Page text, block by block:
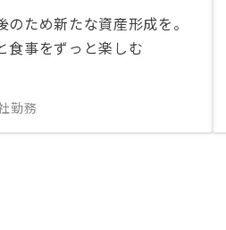
のため新たな資産形成を。
食事をずっと楽しむ
勤務